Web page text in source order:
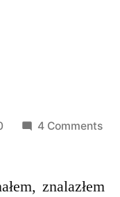
4 Commentson
znalazłem